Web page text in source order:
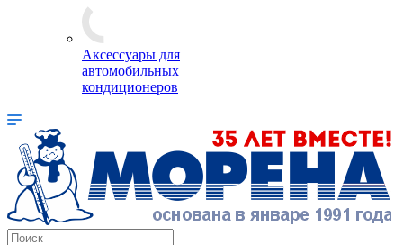
Аксессуары для
автомобильных
кондиционеров